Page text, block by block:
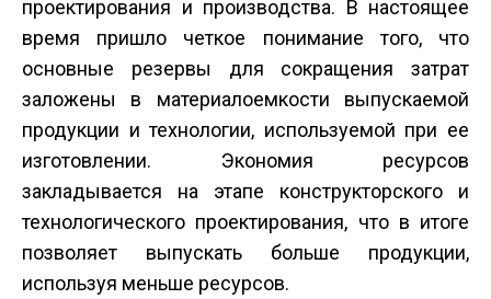
проектирования и производства. В настоящее
время пришло четкое понимание того, что
основные резервы для сокращения затрат
заложены в материалоемкости выпускаемой
продукции и технологии, используемой при ее
изготовлении. Экономия ресурсов
закладывается на этапе конструкторского и
технологического проектирования, что в итоге
позволяет выпускать больше продукции,
используя меньше ресурсов.